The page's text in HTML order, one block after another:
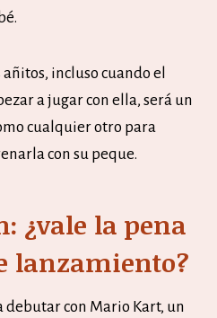
incluso cuando el
a jugar con ella, será un
cualquier otro para
con su peque.
¿vale la pena
lanzamiento?
debutar con Mario Kart, un